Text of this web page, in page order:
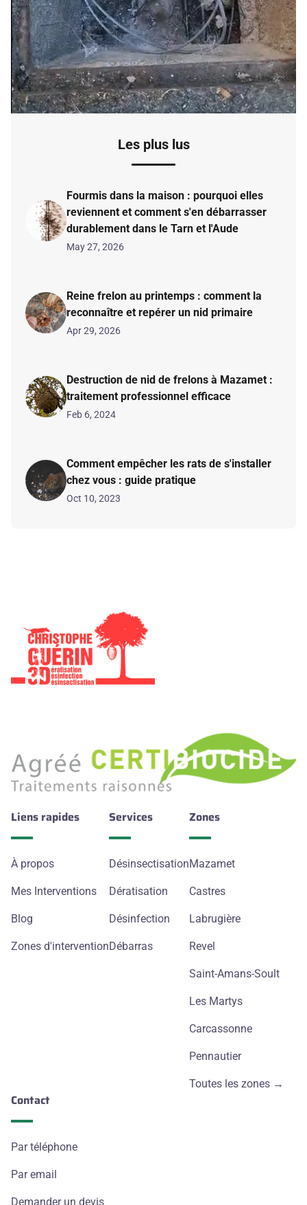
Les plus lus
Fourmis dans la maison : pourquoi elles
reviennent et comment s'en débarrasser
durablement dans le Tarn et l'Aude
May 27, 2026
Reine frelon au printemps : comment la
reconnaître et repérer un nid primaire
Apr 29, 2026
Destruction de nid de frelons à Mazamet :
traitement professionnel efficace
Feb 6, 2024
Comment empêcher les rats de s'installer
chez vous : guide pratique
Oct 10, 2023
Liens rapides
À propos
Mes Interventions
Blog
Zones d'intervention
Services
Désinsectisation
Dératisation
Désinfection
Débarras
Zones
Mazamet
Castres
Labrugière
Revel
Saint-Amans-Soult
Les Martys
Carcassonne
Pennautier
Toutes les zones →
Contact
Par téléphone
Par email
Demander un devis